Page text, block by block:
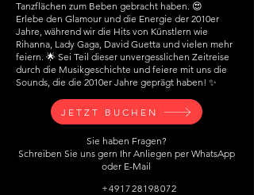
Tanzflächen zum Beben gebracht haben. 😍
Erlebe den Glamour und die Energie der 2010er
Jahre, während wir die Hits von Künstlern wie
Rihanna, Lady Gaga, David Guetta und vielen mehr
feiern. 🌟 Sei Teil dieser unvergesslichen Zeitreise
durch die Musikgeschichte und feiere mit uns die
Sounds, die die 2010er Jahre geprägt haben! ✨
JETZT BUCHEN
Sie haben Fragen?
Schreiben Sie uns gern Ihr Anliegen per WhatsApp
oder E-Mail
+491728198072